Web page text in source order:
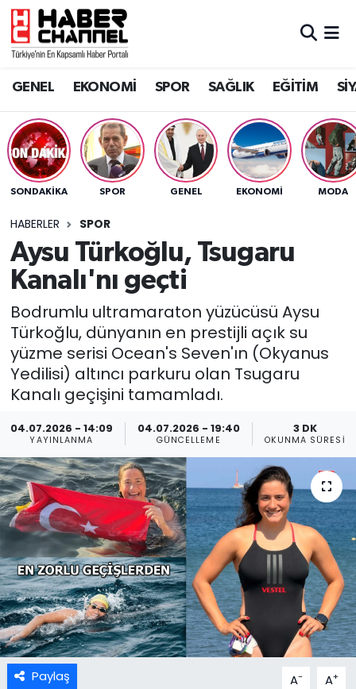
GENEL EKONOMİ SPOR SAĞLIK EĞİTİM
SONDAKIKA SPOR GENEL EKONOMİ MODA
HABERLER SPOR
Aysu Türkoğlu, Tsugaru
Kanalı'nı geçti
Bodrumlu ultramaraton yüzücüsü Aysu
Türkoğlu, dünyanın en prestijli açık su
yüzme serisi Ocean's Seven'ın (Okyanus
Yedilisi) altıncı parkuru olan Tsugaru
Kanalı geçişini tamamladı.
04.07.2026 - 14:09
YAYINLANMA
04.07.2026 - 19:40
GÜNCELLEME
3 DK
OKUNMA SÜRESI
Paylaş A- A+
GENEL
SPOR
SAĞLIK
EĞİTİM
SİYASET
MAGAZİN
Nöbetçi Eczaneler
Trafik Durumu
Süper Lig Puan Durumu ve Fikstür
Tüm Manşetler
Son Dakika Haberleri
Haber Arşivi